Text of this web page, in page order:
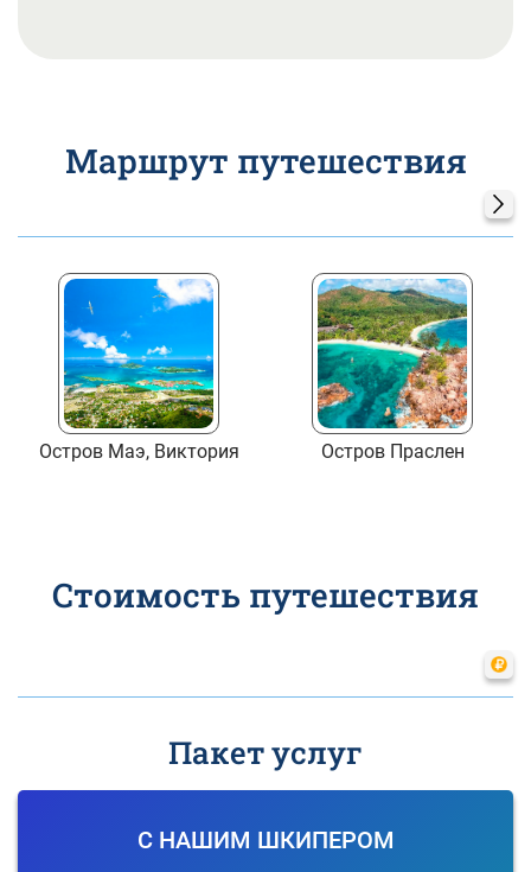
Маршрут путешествия
Остров Маэ, Виктория Остров Праслен
Стоимость путешествия
Пакет услуг
С НАШИМ ШКИПЕРОМ